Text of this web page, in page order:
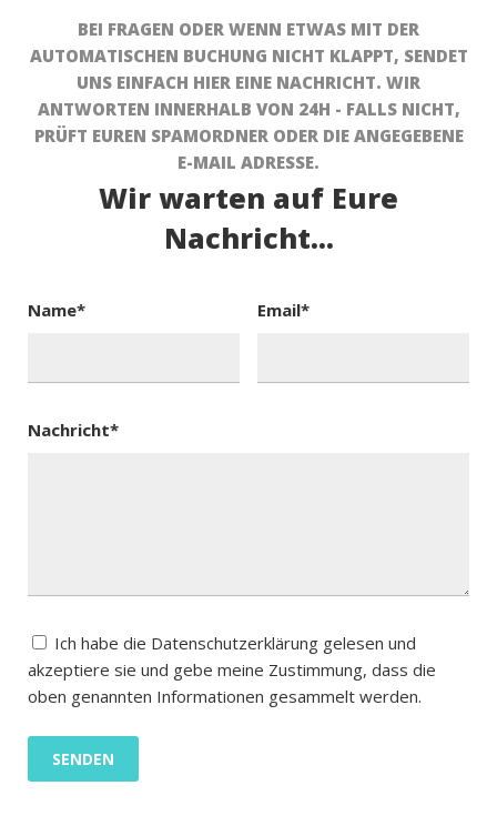
BEI FRAGEN ODER WENN ETWAS MIT DER
AUTOMATISCHEN BUCHUNG NICHT KLAPPT, SENDET
UNS EINFACH HIER EINE NACHRICHT. WIR
ANTWORTEN INNERHALB VON 24H - FALLS NICHT,
PRÜFT EUREN SPAMORDNER ODER DIE ANGEGEBENE
E-MAIL ADRESSE.
Wir warten auf Eure
Nachricht...
Name* Email*
Nachricht*
Ich habe die Datenschutzerklärung gelesen und
akzeptiere sie und gebe meine Zustimmung, dass die
oben genannten Informationen gesammelt werden.